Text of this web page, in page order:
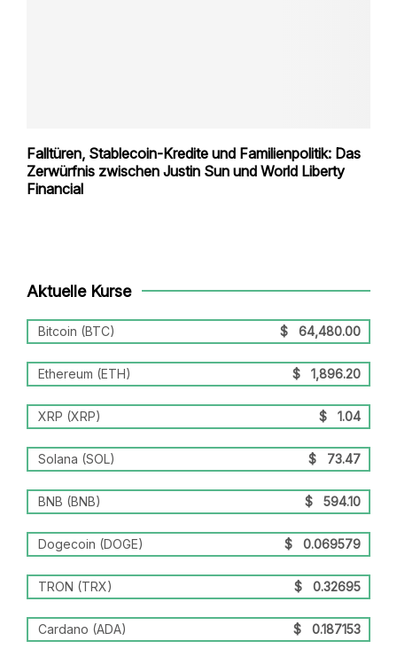
Falltüren, Stablecoin-Kredite und Familienpolitik: Das
Zerwürfnis zwischen Justin Sun und World Liberty
Financial
Aktuelle Kurse
Bitcoin (BTC) $ 64,480.00
Ethereum (ETH) $ 1,896.20
XRP (XRP) $ 1.04
Solana (SOL) $ 73.47
BNB (BNB) $ 594.10
Dogecoin (DOGE) $ 0.069579
TRON (TRX) $ 0.32695
Cardano (ADA) $ 0.187153